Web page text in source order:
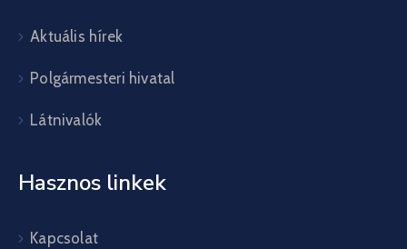
Aktuális hírek
Polgármesteri hivatal
Látnivalók
Hasznos linkek
Kapcsolat